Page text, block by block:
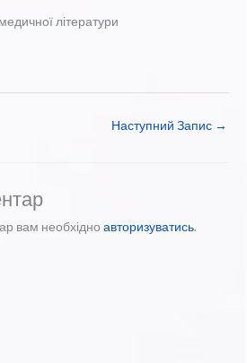
літератури
Наступний Запис →
вам необхідно авторизуватись.